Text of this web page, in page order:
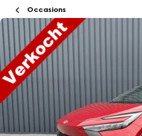
Occasions